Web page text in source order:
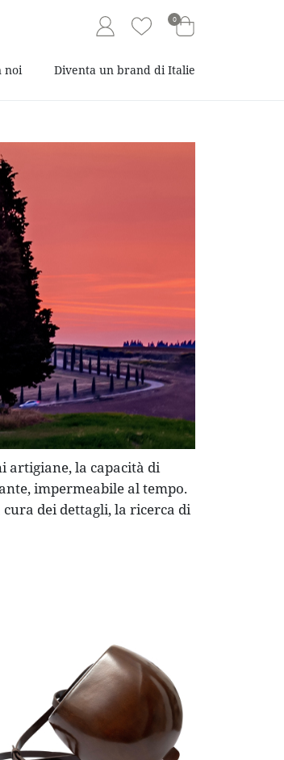
0
noi Diventa un brand di Italie
artigiane, la capacità di
impermeabile al tempo.
dei dettagli, la ricerca di